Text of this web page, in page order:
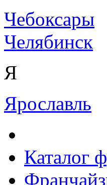
Чебоксары
Челябинск
Я
Ярославль
Каталог